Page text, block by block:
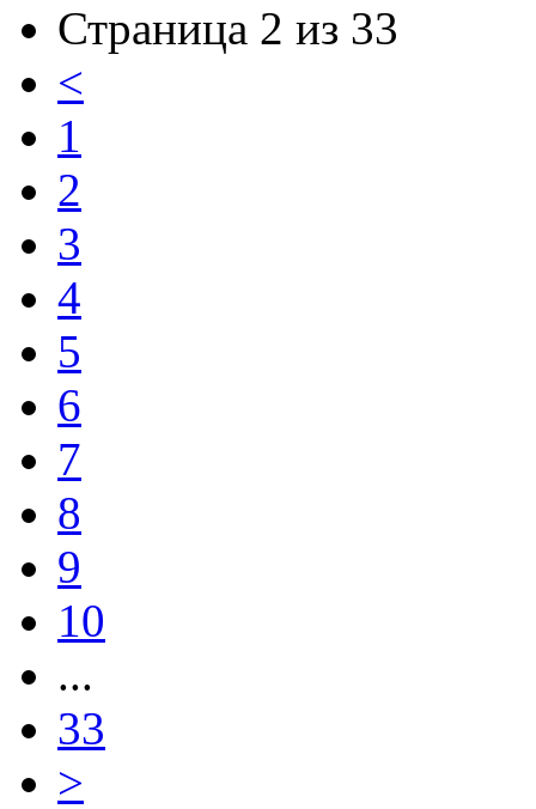
Страница 2 из 33
<
1
2
3
4
5
6
7
8
9
10
...
33
>